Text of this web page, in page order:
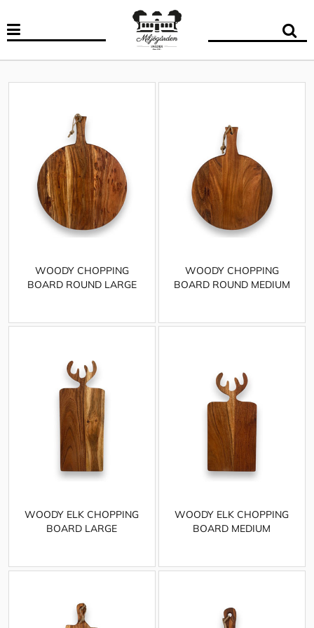
WOODY CHOPPING
BOARD ROUND LARGE
WOODY CHOPPING
BOARD ROUND MEDIUM
WOODY ELK CHOPPING
BOARD LARGE
WOODY ELK CHOPPING
BOARD MEDIUM